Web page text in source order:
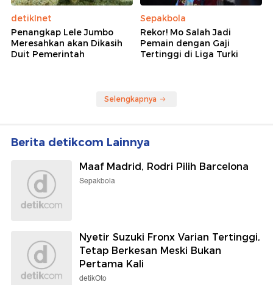
detikInet
Penangkap Lele Jumbo
Meresahkan akan Dikasih
Duit Pemerintah
Sepakbola
Rekor! Mo Salah Jadi
Pemain dengan Gaji
Tertinggi di Liga Turki
Selengkapnya
Berita detikcom Lainnya
Maaf Madrid, Rodri Pilih Barcelona
Sepakbola
Nyetir Suzuki Fronx Varian Tertinggi,
Tetap Berkesan Meski Bukan
Pertama Kali
detikOto